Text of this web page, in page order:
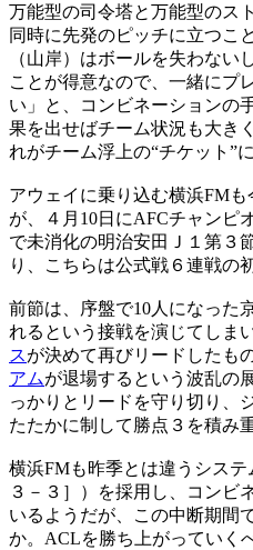
万能型の司令塔と万能型のス
同時に先発のピッチに立つこ
（山岸）はボールを失わない
ことが得意なので、一緒にプ
い」と、コンビネーションの
果を出せばチーム状況も大き
れがチーム浮上の“チケット”に
アウェイに乗り込む横浜FM
が、４月10日にAFCチャンピ
で未消化の明治安田Ｊ１第３
り、こちらは公式戦６連戦の
前節は、序盤で10人になった
れるという接戦を演じてしま
スが決めて再びリードしたも
アムが退場するという波乱の
っかりとリードを守り切り、
たたかに制して勝点３を積み
横浜FMも昨季とは違うシス
３－３］）を採用し、コンビ
いるようだが、この中断期間
か。ACLを勝ち上がっていく